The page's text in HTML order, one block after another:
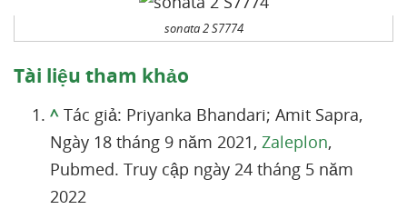
sonata 2 S7774
Tài liệu tham khảo
^ Tác giả: Priyanka Bhandari; Amit Sapra,
Ngày 18 tháng 9 năm 2021, Zaleplon,
Pubmed. Truy cập ngày 24 tháng 5 năm
2022